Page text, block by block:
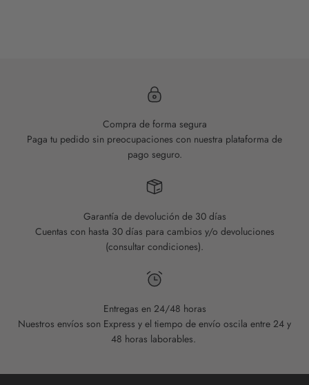
Compra de forma segura
Paga tu pedido sin preocupaciones con nuestra plataforma de
pago seguro.
Garantía de devolución de 30 días
Cuentas con hasta 30 días para cambios y/o devoluciones
(consultar condiciones).
Entregas en 24/48 horas
Nuestros envíos son Express y el tiempo de envío oscila entre 24 y
48 horas laborables.